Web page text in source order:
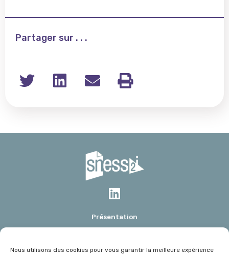
Nous utilisons des cookies pour vous garantir la meilleure expérience
Partager sur . . .
Présentation